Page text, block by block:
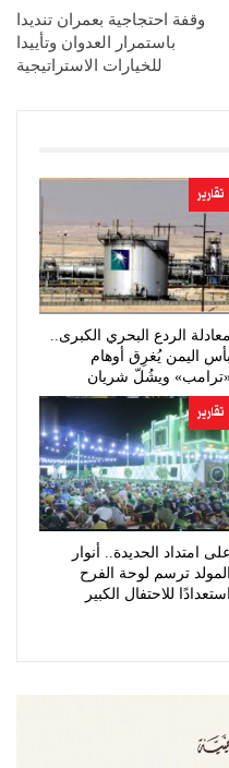
وقفة احتجاجية بعمران تنديدا
باستمرار العدوان وتأييدا
للخيارات الاستراتيجية
تقارير
معادلة الردع البحري الكبرى..
بأس اليمن يُغرِق أوهام
ويشُلّ شريان
تقارير
على امتداد الحديدة.. أنوار
المولد ترسم لوحة الفرح
استعدادًا للاحتفال الكبير